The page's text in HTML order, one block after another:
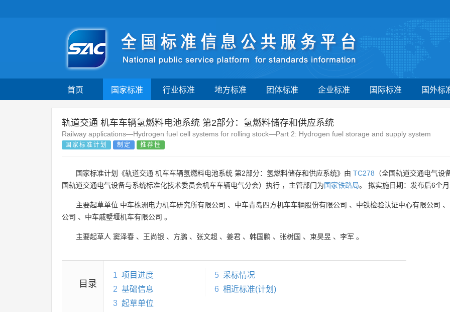
首页 国家标准 行业标准 地方标准 团体标准 企业标准 国际标准 国外标
轨道交通 机车车辆氢燃料电池系统 第2部分：氢燃料储存和供应系统
Railway applications—Hydrogen fuel cell systems for rolling stock—Part 2: Hydrogen fuel storage and supply system
国家标准计划 制定 推荐性
国家标准计划《轨道交通 机车车辆氢燃料电池系统 第2部分：氢燃料储存和供应系统》由 TC278 （全国轨道交通电气
国轨道交通电气设备与系统标准化技术委员会机车车辆电气分会）执行 ，主管部门为国家铁路局。 拟实施日期：发布后6个
主要起草单位 中车株洲电力机车研究所有限公司 、 中车青岛四方机车车辆股份有限公司 、 中铁检验认证中心有限公司 、
公司 、 中车戚墅堰机车有限公司 。
主要起草人 窦泽春 、 王尚银 、 方鹏 、 张文超 、 姜君 、 韩国鹏 、 张树国 、 束昊昱 、 李军 。
目录
1 项目进度
2 基础信息
3 起草单位
5 采标情况
6 相近标准(计划)